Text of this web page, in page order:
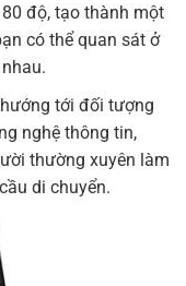
độ, tạo thành một
có thể quan sát ở
tới đối tượng
nghệ thông tin,
thường xuyên làm
di chuyển.